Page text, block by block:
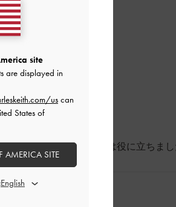
よかった
このレビューは役に立ちまし
site
are displayed in
uscan
States of
AMERICA SITE